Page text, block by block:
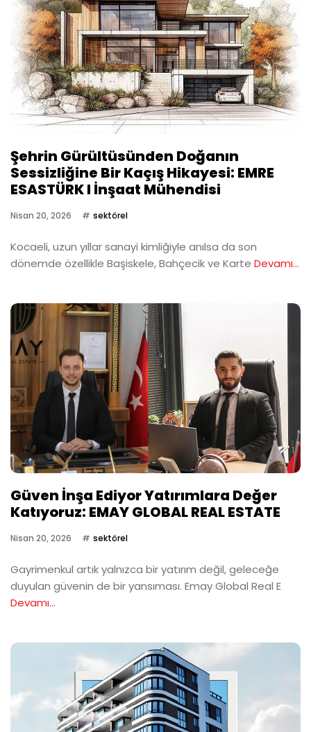
Şehrin Gürültüsünden Doğanın
Sessizliğine Bir Kaçış Hikayesi: EMRE
ESASTÜRK I İnşaat Mühendisi
Nisan 20, 2026 sektörel
Kocaeli, uzun yıllar sanayi kimliğiyle anılsa da son
dönemde özellikle Başiskele, Bahçecik ve Karte Devamı...
Güven İnşa Ediyor Yatırımlara Değer
Katıyoruz: EMAY GLOBAL REAL ESTATE
Nisan 20, 2026 sektörel
Gayrimenkul artık yalnızca bir yatırım değil, geleceğe
duyulan güvenin de bir yansıması. Emay Global Real E
Devamı...